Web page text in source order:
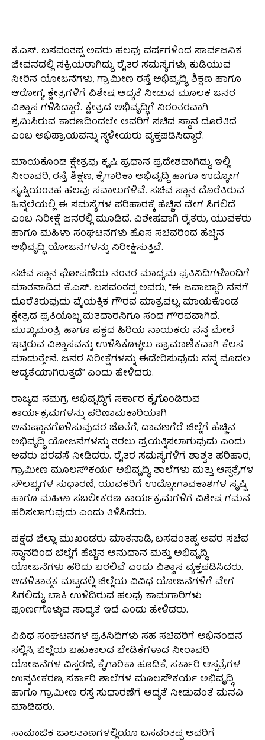
ಕೆ.ಎಸ್. ಬಸವಂತಪ್ಪ ಅವರು ಹಲವು ವರ್ಷಗಳಿಂದ ಸಾರ್ವಜನಿಕ
ಜೀವನದಲ್ಲಿ ಸಕ್ರಿಯರಾಗಿದ್ದು, ರೈತರ ಸಮಸ್ಯೆಗಳು, ಕುಡಿಯುವ
ನೀರಿನ ಯೋಜನೆಗಳು, ಗ್ರಾಮೀಣ ರಸ್ತೆ ಅಭಿವೃದ್ಧಿ, ಶಿಕ್ಷಣ ಹಾಗೂ
ಆರೋಗ್ಯ ಕ್ಷೇತ್ರಗಳಿಗೆ ವಿಶೇಷ ಆದ್ಯತೆ ನೀಡುವ ಮೂಲಕ ಜನರ
ವಿಶ್ವಾಸ ಗಳಿಸಿದ್ದಾರೆ. ಕ್ಷೇತ್ರದ ಅಭಿವೃದ್ಧಿಗೆ ನಿರಂತರವಾಗಿ
ಶ್ರಮಿಸಿರುವ ಕಾರಣದಿಂದಲೇ ಅವರಿಗೆ ಸಚಿವ ಸ್ಥಾನ ದೊರೆತಿದೆ
ಎಂಬ ಅಭಿಪ್ರಾಯವನ್ನು ಸ್ಥಳೀಯರು ವ್ಯಕ್ತಪಡಿಸಿದ್ದಾರೆ.
ಮಾಯಕೊಂಡ ಕ್ಷೇತ್ರವು ಕೃಷಿ ಪ್ರಧಾನ ಪ್ರದೇಶವಾಗಿದ್ದು, ಇಲ್ಲಿ
ನೀರಾವರಿ, ರಸ್ತೆ, ಶಿಕ್ಷಣ, ಕೈಗಾರಿಕಾ ಅಭಿವೃದ್ಧಿ ಹಾಗೂ ಉದ್ಯೋಗ
ಸೃಷ್ಟಿಯಂತಹ ಹಲವು ಸವಾಲುಗಳಿವೆ. ಸಚಿವ ಸ್ಥಾನ ದೊರೆತಿರುವ
ಹಿನ್ನೆಲೆಯಲ್ಲಿ ಈ ಸಮಸ್ಯೆಗಳ ಪರಿಹಾರಕ್ಕೆ ಹೆಚ್ಚಿನ ವೇಗ ಸಿಗಲಿದೆ
ಎಂಬ ನಿರೀಕ್ಷೆ ಜನರಲ್ಲಿ ಮೂಡಿದೆ. ವಿಶೇಷವಾಗಿ ರೈತರು, ಯುವಕರು
ಹಾಗೂ ಮಹಿಳಾ ಸಂಘಟನೆಗಳು ಹೊಸ ಸಚಿವರಿಂದ ಹೆಚ್ಚಿನ
ಅಭಿವೃದ್ಧಿ ಯೋಜನೆಗಳನ್ನು ನಿರೀಕ್ಷಿಸುತ್ತಿವೆ.
ಸಚಿವ ಸ್ಥಾನ ಘೋಷಣೆಯ ನಂತರ ಮಾಧ್ಯಮ ಪ್ರತಿನಿಧಿಗಳೊಂದಿಗೆ
ಮಾತನಾಡಿದ ಕೆ.ಎಸ್. ಬಸವಂತಪ್ಪ ಅವರು, “ಈ ಜವಾಬ್ದಾರಿ ನನಗೆ
ದೊರೆತಿರುವುದು ವೈಯಕ್ತಿಕ ಗೌರವ ಮಾತ್ರವಲ್ಲ, ಮಾಯಕೊಂಡ
ಕ್ಷೇತ್ರದ ಪ್ರತಿಯೊಬ್ಬ ಮತದಾರನಿಗೂ ಸಂದ ಗೌರವವಾಗಿದೆ.
ಮುಖ್ಯಮಂತ್ರಿ ಹಾಗೂ ಪಕ್ಷದ ಹಿರಿಯ ನಾಯಕರು ನನ್ನ ಮೇಲೆ
ಇಟ್ಟಿರುವ ವಿಶ್ವಾಸವನ್ನು ಉಳಿಸಿಕೊಳ್ಳಲು ಪ್ರಾಮಾಣಿಕವಾಗಿ ಕೆಲಸ
ಮಾಡುತ್ತೇನೆ. ಜನರ ನಿರೀಕ್ಷೆಗಳನ್ನು ಈಡೇರಿಸುವುದು ನನ್ನ ಮೊದಲ
ಆದ್ಯತೆಯಾಗಿರುತ್ತದೆ” ಎಂದು ಹೇಳಿದರು.
ರಾಜ್ಯದ ಸಮಗ್ರ ಅಭಿವೃದ್ಧಿಗೆ ಸರ್ಕಾರ ಕೈಗೊಂಡಿರುವ
ಕಾರ್ಯಕ್ರಮಗಳನ್ನು ಪರಿಣಾಮಕಾರಿಯಾಗಿ
ಅನುಷ್ಠಾನಗೊಳಿಸುವುದರ ಜೊತೆಗೆ, ದಾವಣಗೆರೆ ಜಿಲ್ಲೆಗೆ ಹೆಚ್ಚಿನ
ಅಭಿವೃದ್ಧಿ ಯೋಜನೆಗಳನ್ನು ತರಲು ಪ್ರಯತ್ನಿಸಲಾಗುವುದು ಎಂದು
ಅವರು ಭರವಸೆ ನೀಡಿದರು. ರೈತರ ಸಮಸ್ಯೆಗಳಿಗೆ ಶಾಶ್ವತ ಪರಿಹಾರ,
ಗ್ರಾಮೀಣ ಮೂಲಸೌಕರ್ಯ ಅಭಿವೃದ್ಧಿ, ಶಾಲೆಗಳು ಮತ್ತು ಆಸ್ಪತ್ರೆಗಳ
ಸೌಲಭ್ಯಗಳ ಸುಧಾರಣೆ, ಯುವಕರಿಗೆ ಉದ್ಯೋಗಾವಕಾಶಗಳ ಸೃಷ್ಟಿ
ಹಾಗೂ ಮಹಿಳಾ ಸಬಲೀಕರಣ ಕಾರ್ಯಕ್ರಮಗಳಿಗೆ ವಿಶೇಷ ಗಮನ
ಹರಿಸಲಾಗುವುದು ಎಂದು ತಿಳಿಸಿದರು.
ಪಕ್ಷದ ಜಿಲ್ಲಾ ಮುಖಂಡರು ಮಾತನಾಡಿ, ಬಸವಂತಪ್ಪ ಅವರ ಸಚಿವ
ಸ್ಥಾನದಿಂದ ಜಿಲ್ಲೆಗೆ ಹೆಚ್ಚಿನ ಅನುದಾನ ಮತ್ತು ಅಭಿವೃದ್ಧಿ
ಯೋಜನೆಗಳು ಹರಿದು ಬರಲಿವೆ ಎಂದು ವಿಶ್ವಾಸ ವ್ಯಕ್ತಪಡಿಸಿದರು.
ಆಡಳಿತಾತ್ಮಕ ಮಟ್ಟದಲ್ಲಿ ಜಿಲ್ಲೆಯ ವಿವಿಧ ಯೋಜನೆಗಳಿಗೆ ವೇಗ
ಸಿಗಲಿದ್ದು, ಬಾಕಿ ಉಳಿದಿರುವ ಹಲವು ಕಾಮಗಾರಿಗಳು
ಪೂರ್ಣಗೊಳ್ಳುವ ಸಾಧ್ಯತೆ ಇದೆ ಎಂದು ಹೇಳಿದರು.
ವಿವಿಧ ಸಂಘಟನೆಗಳ ಪ್ರತಿನಿಧಿಗಳು ಸಹ ಸಚಿವರಿಗೆ ಅಭಿನಂದನೆ
ಸಲ್ಲಿಸಿ, ಜಿಲ್ಲೆಯ ಬಹುಕಾಲದ ಬೇಡಿಕೆಗಳಾದ ನೀರಾವರಿ
ಯೋಜನೆಗಳ ವಿಸ್ತರಣೆ, ಕೈಗಾರಿಕಾ ಹೂಡಿಕೆ, ಸರ್ಕಾರಿ ಆಸ್ಪತ್ರೆಗಳ
ಉನ್ನತೀಕರಣ, ಸರ್ಕಾರಿ ಶಾಲೆಗಳ ಮೂಲಸೌಕರ್ಯ ಅಭಿವೃದ್ಧಿ
ಹಾಗೂ ಗ್ರಾಮೀಣ ರಸ್ತೆ ಸುಧಾರಣೆಗೆ ಆದ್ಯತೆ ನೀಡುವಂತೆ ಮನವಿ
ಮಾಡಿದರು.
ಸಾಮಾಜಿಕ ಜಾಲತಾಣಗಳಲ್ಲಿಯೂ ಬಸವಂತಪ್ಪ ಅವರಿಗೆ